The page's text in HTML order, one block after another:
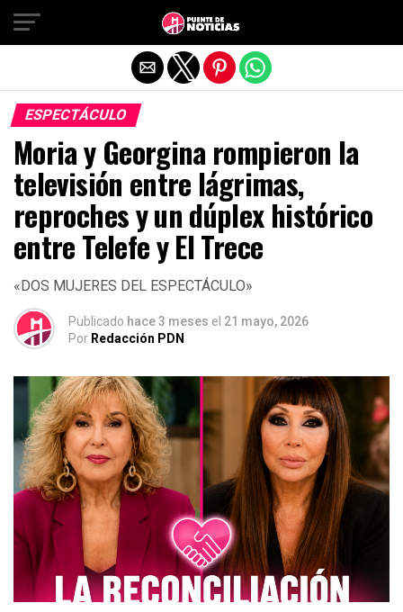
ESPECTÁCULO
Moria y Georgina rompieron la
televisión entre lágrimas,
reproches y un dúplex histórico
entre Telefe y El Trece
«DOS MUJERES DEL ESPECTÁCULO»
Publicado hace 3 meses el 21 mayo, 2026
Por Redacción PDN
Salir de la versión móvil